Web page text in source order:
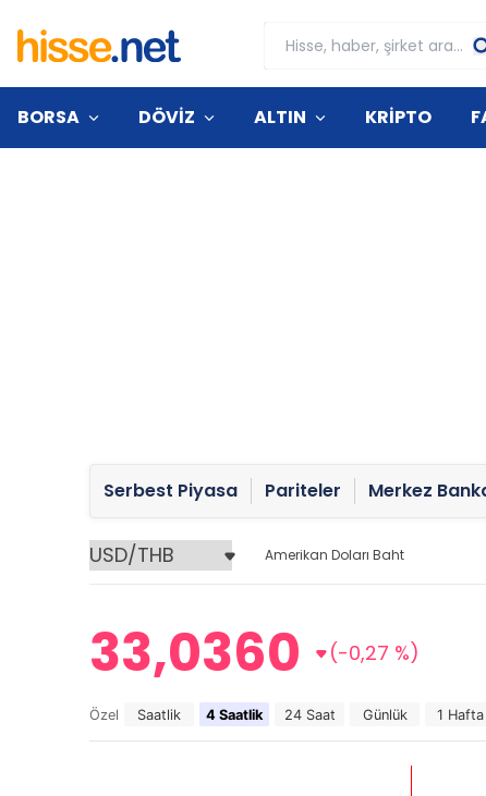
BORSA DÖVİZ ALTIN KRİPTO
Serbest Piyasa Pariteler Merkez
Amerikan Doları Baht
33,0360 (-0,27 %)
Özel Saatlik 4 Saatlik 24 Saat Günlük 1 Hafta